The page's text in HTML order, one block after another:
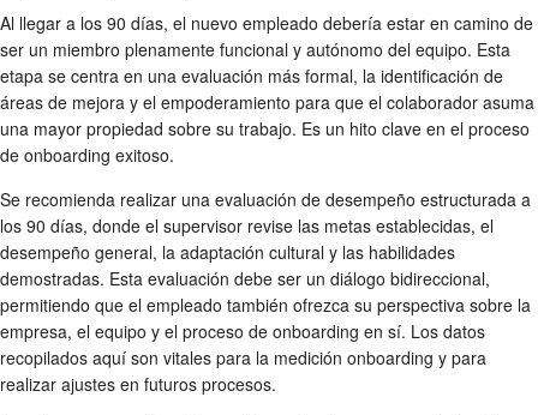
Al llegar a los 90 días, el nuevo empleado debería estar en camino de
ser un miembro plenamente funcional y autónomo del equipo. Esta
etapa se centra en una evaluación más formal, la identificación de
áreas de mejora y el empoderamiento para que el colaborador asuma
una mayor propiedad sobre su trabajo. Es un hito clave en el proceso
de onboarding exitoso.
Se recomienda realizar una evaluación de desempeño estructurada a
los 90 días, donde el supervisor revise las metas establecidas, el
desempeño general, la adaptación cultural y las habilidades
demostradas. Esta evaluación debe ser un diálogo bidireccional,
permitiendo que el empleado también ofrezca su perspectiva sobre la
empresa, el equipo y el proceso de onboarding en sí. Los datos
recopilados aquí son vitales para la medición onboarding y para
realizar ajustes en futuros procesos.